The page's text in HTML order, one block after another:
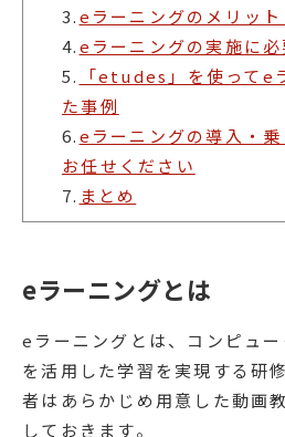
3.eラーニングのメリッ
4.eラーニングの実施に必
5.
「etudes」を使ってe
た事例
6.eラーニングの導入・
お任せください
7. まとめ
eラーニングとは
eラーニングとは、コンピュ
を活用した学習を実現する研
者はあらかじめ用意した動画
しておきます。